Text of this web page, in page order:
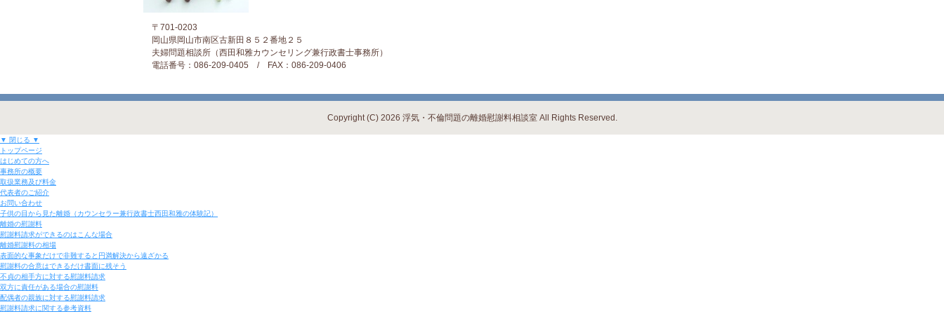
〒701-0203
岡山県岡山市南区古新田８５２番地２５
夫婦問題相談所（西田和雅カウンセリング兼行政書士事務所）
電話番号：086-209-0405 / FAX：086-209-0406
Copyright (C) 2026 浮気・不倫問題の離婚慰謝料相談室 All Rights Reserved.
▼ 閉じる ▼
トップページ
はじめての方へ
事務所の概要
取扱業務及び料金
代表者のご紹介
お問い合わせ
子供の目から見た離婚（カウンセラー兼行政書士西田和雅の体験記）
離婚の慰謝料
慰謝料請求ができるのはこんな場合
離婚慰謝料の相場
表面的な事象だけで非難すると円満解決から遠ざかる
慰謝料の合意はできるだけ書面に残そう
不貞の相手方に対する慰謝料請求
双方に責任がある場合の慰謝料
配偶者の親族に対する慰謝料請求
慰謝料請求に関する参考資料